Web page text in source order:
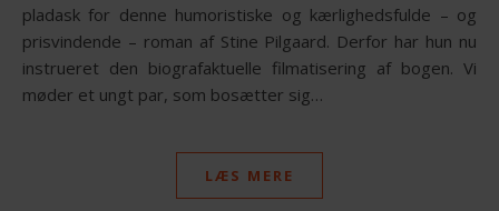
pladask for denne humoristiske og kærlighedsfulde – og
prisvindende – roman af Stine Pilgaard. Derfor har hun nu
instrueret den biografaktuelle filmatisering af bogen. Vi
møder et ungt par, som bosætter sig…
LÆS MERE